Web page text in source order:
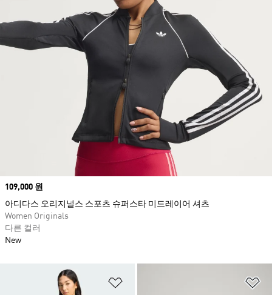
Price
109,000 원
아디다스 오리지널스 스포츠 슈퍼스타 미드레이어 셔츠
Women Originals
다른 컬러
New